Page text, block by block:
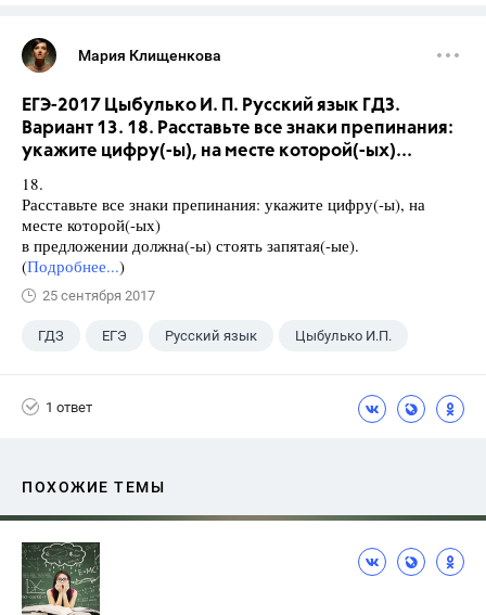
Мария Клищенкова
ЕГЭ-2017 Цыбулько И. П. Русский язык ГДЗ.
Вариант 13. 18. Расставьте все знаки препинания:
укажите цифру(-ы), на месте которой(-ых)...
18.
Расставьте все знаки препинания: укажите цифру(-ы), на
месте которой(-ых)
в предложении должна(-ы) стоять запятая(-ые).
(Подробнее...)
25 сентября 2017
ГДЗ ЕГЭ Русский язык Цыбулько И.П.
1 ответ
ПОХОЖИЕ ТЕМЫ